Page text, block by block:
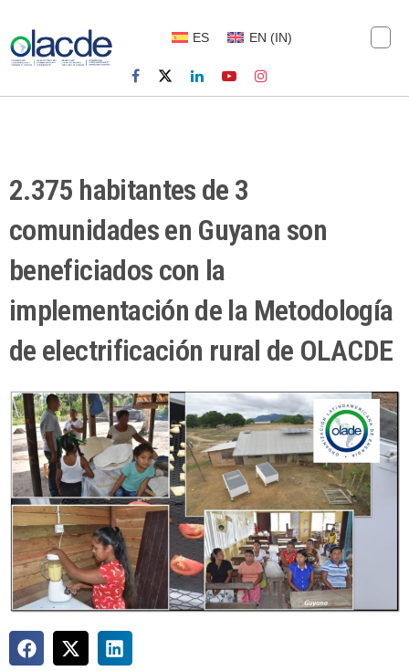
ES EN (IN)
2.375 habitantes de 3
comunidades en Guyana son
beneficiados con la
implementación de la Metodología
de electrificación rural de OLACDE